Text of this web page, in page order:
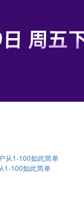
1-100如此简单